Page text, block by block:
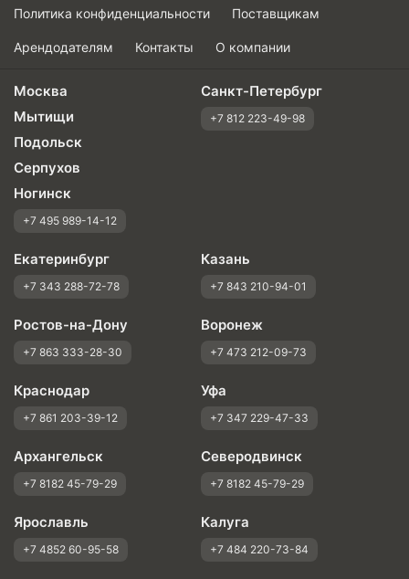
Политика конфиденциальности Поставщикам
Арендодателям Контакты О компании
Москва
Мытищи
Подольск
Серпухов
Ногинск
+7 495 989-14-12
Санкт-Петербург
+7 812 223-49-98
Екатеринбург
+7 343 288-72-78
Казань
+7 843 210-94-01
Ростов-на-Дону
+7 863 333-28-30
Воронеж
+7 473 212-09-73
Краснодар
+7 861 203-39-12
Уфа
+7 347 229-47-33
Архангельск
+7 8182 45-79-29
Северодвинск
+7 8182 45-79-29
Ярославль
+7 4852 60-95-58
Калуга
+7 484 220-73-84